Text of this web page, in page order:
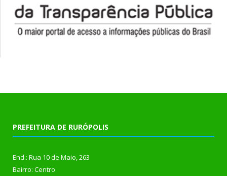
PREFEITURA DE RURÓPOLIS
End.: Rua 10 de Maio, 263
Bairro: Centro